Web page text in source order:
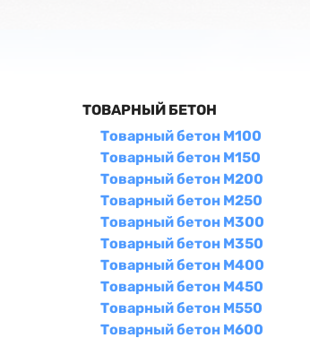
ТОВАРНЫЙ БЕТОН
Товарный бетон М100
Товарный бетон М150
Товарный бетон М200
Товарный бетон М250
Товарный бетон М300
Товарный бетон М350
Товарный бетон М400
Товарный бетон М450
Товарный бетон М550
Товарный бетон М600